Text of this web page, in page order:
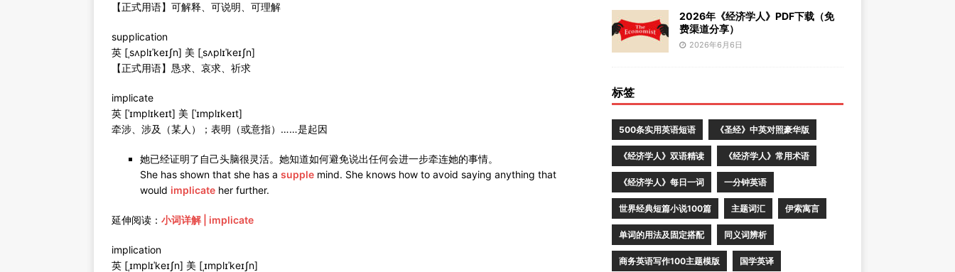
【正式用语】可解释、可说明、可理解
supplication
英 [ˌsʌplɪˈkeɪʃn] 美 [ˌsʌplɪˈkeɪʃn]
【正式用语】恳求、哀求、祈求
implicate
英 [ˈɪmplɪkeɪt] 美 [ˈɪmplɪkeɪt]
牵涉、涉及（某人）；表明（或意指）……是起因
她已经证明了自己头脑很灵活。她知道如何避免说出任何会进一步牵连她的事情。
She has shown that she has a supple mind. She knows how to avoid saying anything that
would implicate her further.
延伸阅读： 小词详解 | implicate
implication
英 [ˌɪmplɪˈkeɪʃn] 美 [ˌɪmplɪˈkeɪʃn]
2026年《经济学人》PDF下载（免
费渠道分享）
2026年6月6日
标签
500条实用英语短语 《圣经》中英对照豪华版
《经济学人》双语精读 《经济学人》常用术语
《经济学人》每日一词 一分钟英语
世界经典短篇小说100篇 主题词汇 伊索寓言
单词的用法及固定搭配 同义词辨析
商务英语写作100主题模版 国学英译